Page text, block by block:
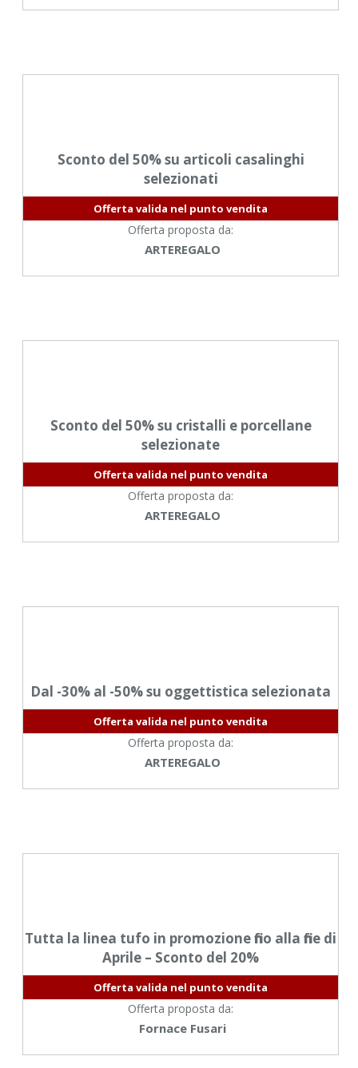
Sconto del 50% su articoli casalinghi
selezionati
Offerta valida nel punto vendita
Offerta proposta da:
ARTEREGALO
Sconto del 50% su cristalli e porcellane
selezionate
Offerta valida nel punto vendita
Offerta proposta da:
ARTEREGALO
Dal -30% al -50% su oggettistica selezionata
Offerta valida nel punto vendita
Offerta proposta da:
ARTEREGALO
Tutta la linea tufo in promozione fino alla fine di
Aprile – Sconto del 20%
Offerta valida nel punto vendita
Offerta proposta da:
Fornace Fusari